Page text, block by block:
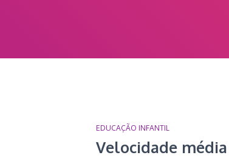
EDUCAÇÃO INFANTIL
Velocidade